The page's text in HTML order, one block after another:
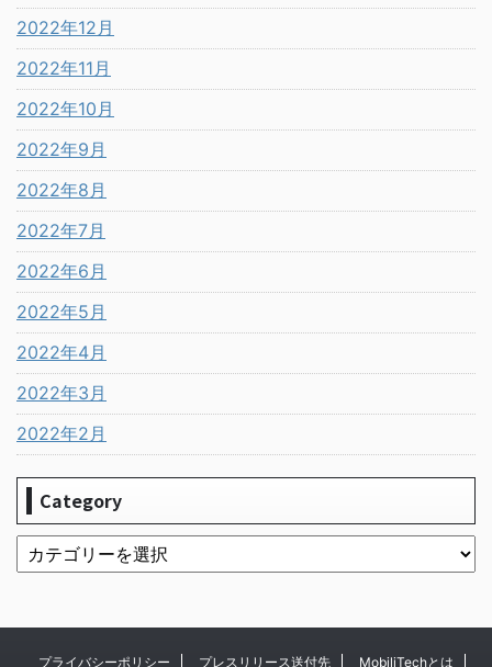
2022年12月
2022年11月
2022年10月
2022年9月
2022年8月
2022年7月
2022年6月
2022年5月
2022年4月
2022年3月
2022年2月
Category
プライバシーポリシー プレスリリース送付先 MobiliTechとは